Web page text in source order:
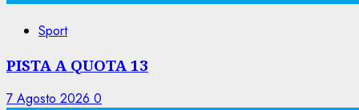
Sport
PISTA A QUOTA 13
7 Agosto 2026 0